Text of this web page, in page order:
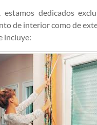
, estamos dedicados
de interior como de
incluye: